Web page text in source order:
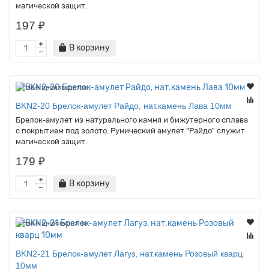
магической защит..
197 ₽
В корзину
Наше производство
BKN2-20 Брелок-амулет Райдо, нат.камень Лава 10мм
Брелок-амулет из натурального камня и бижутерного сплава
с покрытием под золото. Рунический амулет "Райдо" служит
магической защит..
179 ₽
В корзину
Наше производство
BKN2-21 Брелок-амулет Лагуз, нат.камень Розовый кварц
10мм